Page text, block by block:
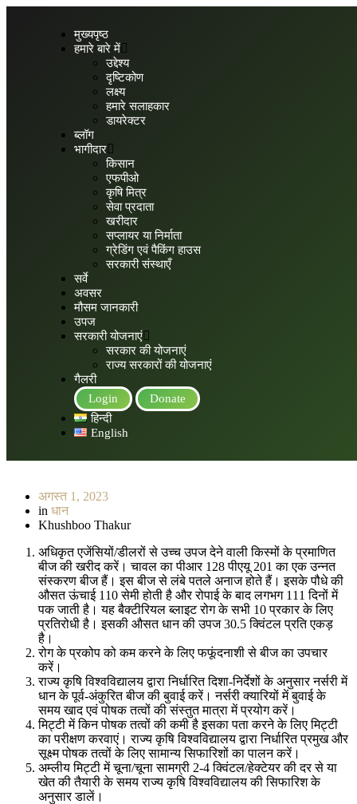
मुख्यपृष्ठ
हमारे बारे में
उद्देश्य
दृष्टिकोण
लक्ष्य
हमारे सलाहकार
डायरेक्टर
ब्लॉग
भागीदार
किसान
एफपीओ
कृषि मित्र
सेवा प्रदाता
खरीदार
सप्लायर या निर्माता
ग्रेडिंग एवं पैकिंग हाउस
सरकारी संस्थाएँ
सर्वे
अवसर
मौसम जानकारी
उपज
सरकारी योजनाएं
सरकार की योजनाएं
राज्य सरकारों की योजनाएं
गैलरी
Login
Donate
हिन्दी
English
अगस्त 1, 2023
in धान
Khushboo Thakur
अधिकृत एजेंसियों/डीलरों से उच्च उपज देने वाली किस्मों के प्रमाणित
बीज की खरीद करें। चावल का पीआर 128 पीएयू 201 का एक उन्नत
संस्करण बीज हैं। इस बीज से लंबे पतले अनाज होते हैं। इसके पौधे की
औसत ऊंचाई 110 सेमी होती है और रोपाई के बाद लगभग 111 दिनों में
पक जाती है। यह बैक्टीरियल ब्लाइट रोग के सभी 10 प्रकार के लिए
प्रतिरोधी है। इसकी औसत धान की उपज 30.5 क्विंटल प्रति एकड़
है।
रोग के प्रकोप को कम करने के लिए फफूंदनाशी से बीज का उपचार
करें।
राज्य कृषि विश्वविद्यालय द्वारा निर्धारित दिशा-निर्देशों के अनुसार नर्सरी में
धान के पूर्व-अंकुरित बीज की बुवाई करें। नर्सरी क्यारियों में बुवाई के
समय खाद एवं पोषक तत्वों की संस्तुत मात्रा में प्रयोग करें।
मिट्टी में किन पोषक तत्वों की कमी है इसका पता करने के लिए मिट्टी
का परीक्षण करवाएं। राज्य कृषि विश्वविद्यालय द्वारा निर्धारित प्रमुख और
सूक्ष्म पोषक तत्वों के लिए सामान्य सिफारिशों का पालन करें।
अम्लीय मिट्टी में चूना/चूना सामग्री 2-4 क्विंटल/हेक्टेयर की दर से या
खेत की तैयारी के समय राज्य कृषि विश्वविद्यालय की सिफारिश के
अनुसार डालें।